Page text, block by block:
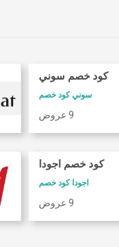
كود خصم سوني
سوني كود خصم
9 عروض
كود خصم اجودا
اجودا كود خصم
9 عروض